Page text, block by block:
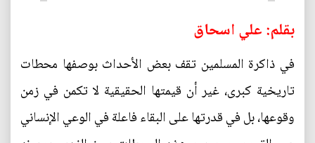
بقلم: علي اسحاق
في ذاكرة المسلمين تقف بعض الأحداث بوصفها محطات
تاريخية كبرى، غير أن قيمتها الحقيقية لا تكمن في زمن
وقوعها، بل في قدرتها على البقاء فاعلة في الوعي الإنساني